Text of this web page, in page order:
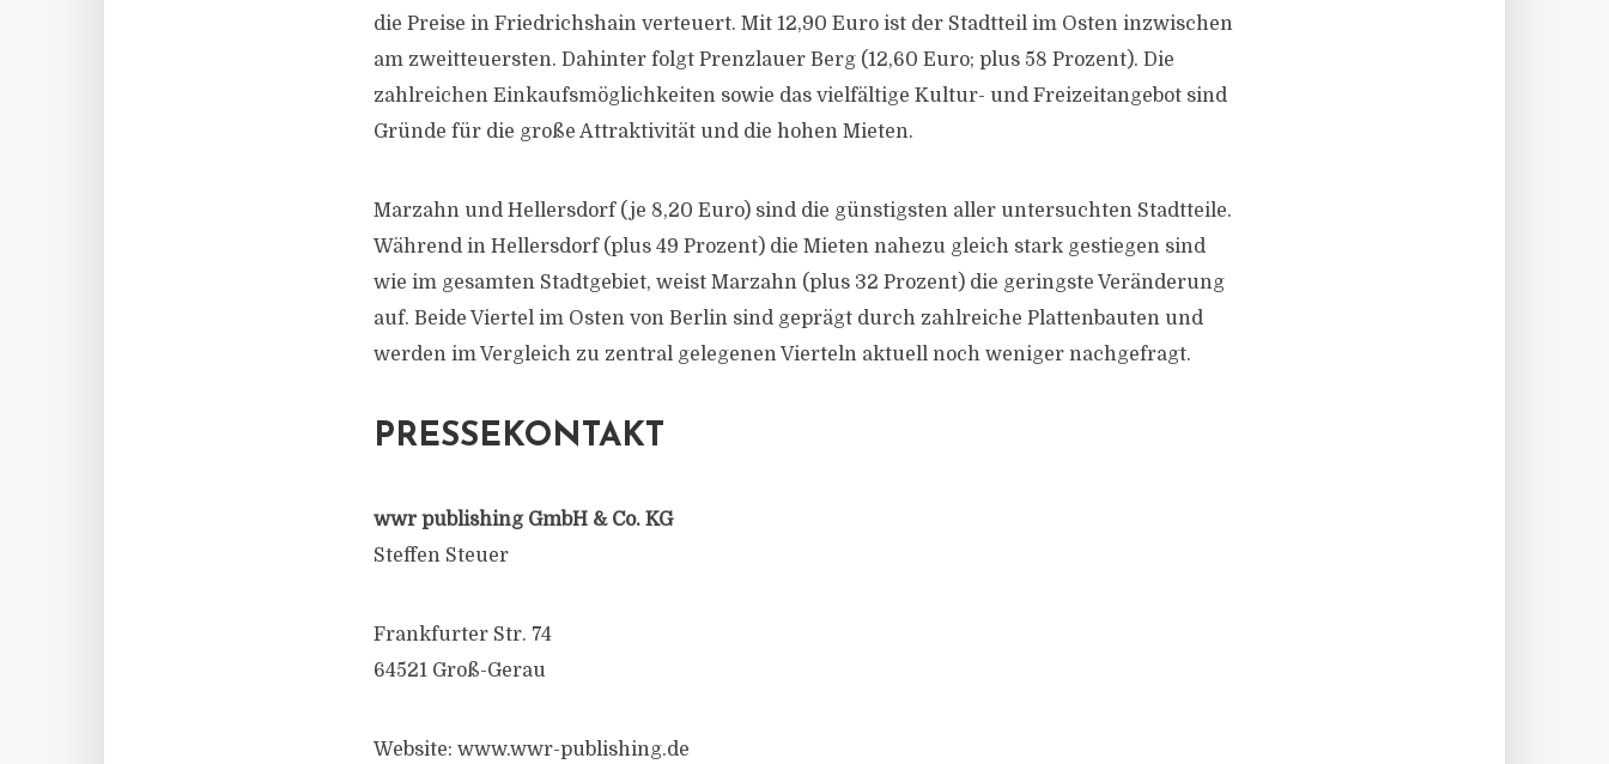
die Preise in Friedrichshain verteuert. Mit 12,90 Euro ist der Stadtteil im Osten inzwischen
am zweitteuersten. Dahinter folgt Prenzlauer Berg (12,60 Euro; plus 58 Prozent). Die
zahlreichen Einkaufsmöglichkeiten sowie das vielfältige Kultur- und Freizeitangebot sind
Gründe für die große Attraktivität und die hohen Mieten.
Marzahn und Hellersdorf (je 8,20 Euro) sind die günstigsten aller untersuchten Stadtteile.
Während in Hellersdorf (plus 49 Prozent) die Mieten nahezu gleich stark gestiegen sind
wie im gesamten Stadtgebiet, weist Marzahn (plus 32 Prozent) die geringste Veränderung
auf. Beide Viertel im Osten von Berlin sind geprägt durch zahlreiche Plattenbauten und
werden im Vergleich zu zentral gelegenen Vierteln aktuell noch weniger nachgefragt.
PRESSEKONTAKT
wwr publishing GmbH & Co. KG
Steffen Steuer
Frankfurter Str. 74
64521 Groß-Gerau
Website: www.wwr-publishing.de